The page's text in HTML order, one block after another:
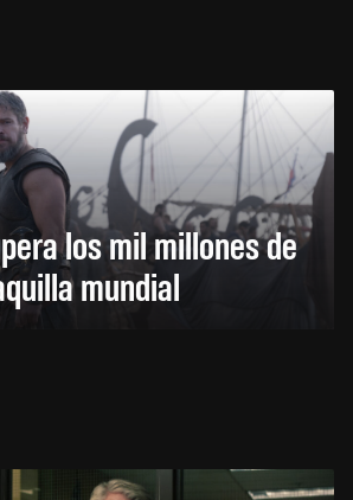
los mil millones de
mundial